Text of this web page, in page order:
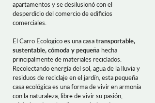
apartamentos y se desilusionó con el
desperdicio del comercio de edificios
comerciales.
El Carro Ecologico es una casatransportable,
sustentable, cómoda y pequeña hecha
principalmente de materiales reciclados.
Recolectando energía del sol, agua de la lluvia y
residuos de reciclaje en el jardín, esta pequeña
casa ecológica es una forma de vivir en armonía
con la naturaleza, libre de vivir su pasión,